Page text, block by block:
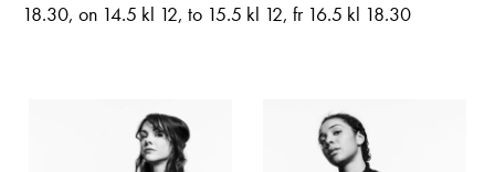
18.30, on 14.5 kl 12, to 15.5 kl 12, fr 16.5 kl 18.30